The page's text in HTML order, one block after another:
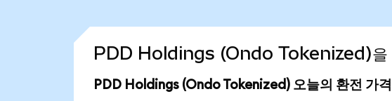
PDD Holdings (Ondo Tokenized)을
PDD Holdings (Ondo Tokenized) 오늘의 환전 가격